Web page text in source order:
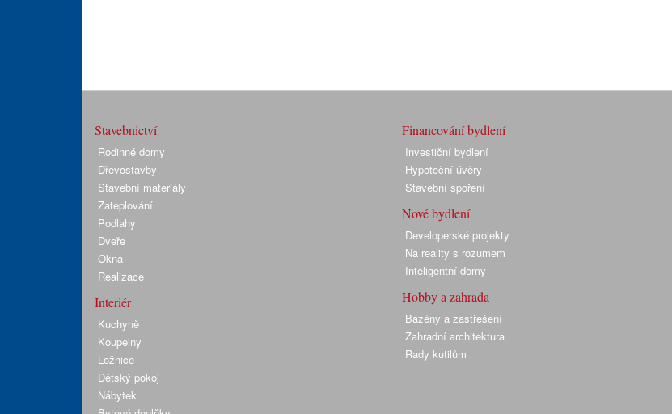
Stavebnictví
Rodinné domy
Dřevostavby
Stavební materiály
Zateplování
Podlahy
Dveře
Okna
Realizace
Interiér
Kuchyně
Koupelny
Ložnice
Dětský pokoj
Nábytek
Financování bydlení
Investiční bydlení
Hypoteční úvěry
Stavební spoření
Nové bydlení
Developerské projekty
Na reality s rozumem
Inteligentní domy
Hobby a zahrada
Bazény a zastřešení
Zahradní architektura
Rady kutilům